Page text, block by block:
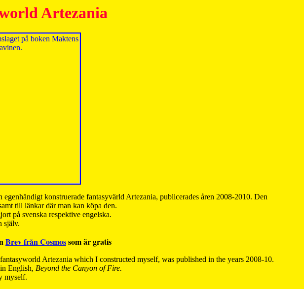
Artezania
egenhändigt konstruerade fantasyvärld Artezania, publicerades åren 2008-2010. Den
till länkar där man kan köpa den.
på svenska respektive engelska.
själv.
Brev från Cosmossom är gratis
Artezania which I constructed myself, was published in the years 2008-10.
English, Beyond the Canyon of Fire.
myself.